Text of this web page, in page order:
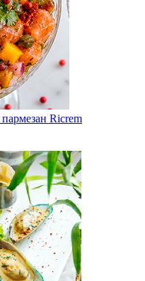
Ricrem